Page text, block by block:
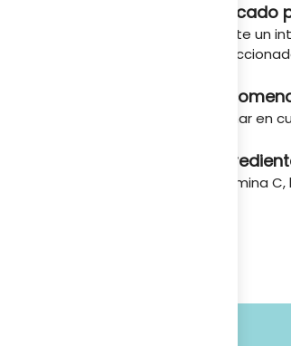
Indicado
Siente un
Tomar en
Vitamina